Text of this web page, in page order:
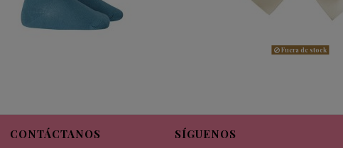
Fuera de stock
CONTÁCTANOS SÍGUENOS